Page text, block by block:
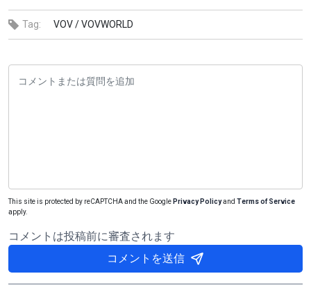
Tag: VOV /VOVWORLD
This site is protected by reCAPTCHA and the Google Privacy Policyand Terms of Service
apply.
コメントは投稿前に審査されます
コメントを送信